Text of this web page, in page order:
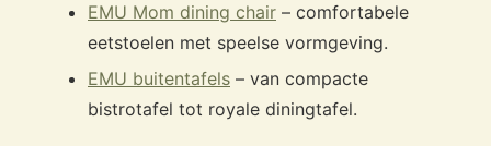
EMU Mom dining chair – comfortabele
eetstoelen met speelse vormgeving.
EMU buitentafels – van compacte
bistrotafel tot royale diningtafel.